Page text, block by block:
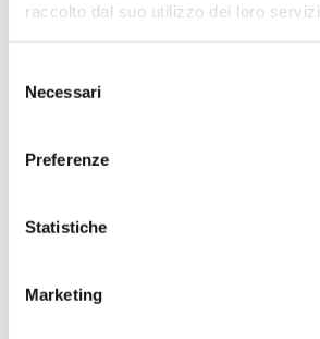
raccolto dal suo utilizzo dei loro servizi.
delNecessari
Preferenze
Statistiche
Marketing
Amenazas a las cuencas hidrográficas del Ecuador
Cascada
Socios